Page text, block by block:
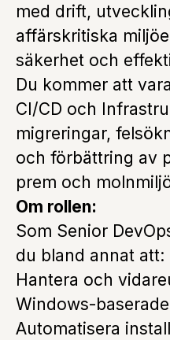
med drift,
affärskritiska
säkerhet och
Du kommer att
CI/CD och
migreringar,
och förbättring av
prem och
Om rollen:
Som Senior
du bland annat att:
Hantera och
Windows-
Automatisera